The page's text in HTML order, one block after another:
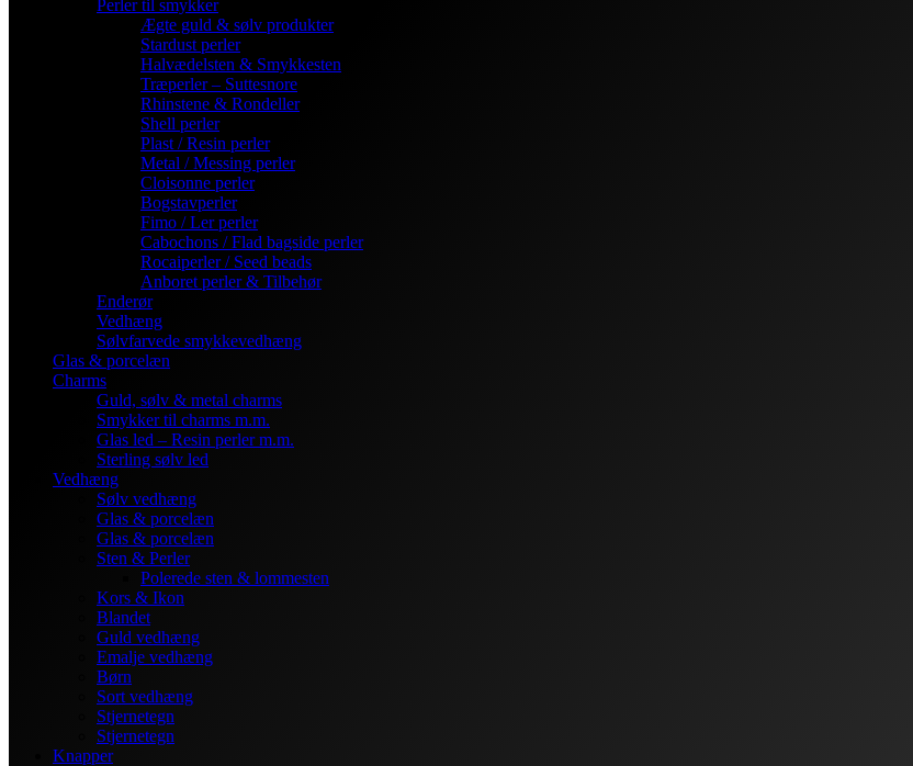
Perler til smykker
Ægte guld & sølv produkter
Stardust perler
Halvædelsten & Smykkesten
Træperler – Suttesnore
Rhinstene & Rondeller
Shell perler
Plast / Resin perler
Metal / Messing perler
Cloisonne perler
Bogstavperler
Fimo / Ler perler
Cabochons / Flad bagside perler
Rocaiperler / Seed beads
Anboret perler & Tilbehør
Enderør
Vedhæng
Sølvfarvede smykkevedhæng
Glas & porcelæn
Charms
Guld, sølv & metal charms
Smykker til charms m.m.
Glas led – Resin perler m.m.
Sterling sølv led
Vedhæng
Sølv vedhæng
Glas & porcelæn
Glas & porcelæn
Sten & Perler
Polerede sten & lommesten
Kors & Ikon
Blandet
Guld vedhæng
Emalje vedhæng
Børn
Sort vedhæng
Stjernetegn
Stjernetegn
Knapper